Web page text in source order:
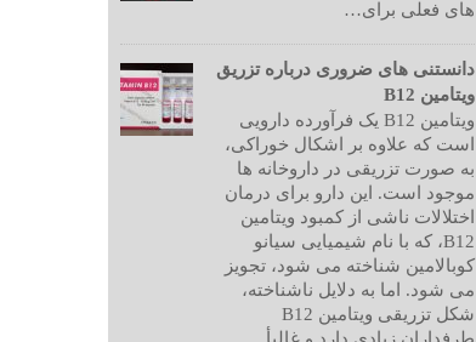
های فعلی برای…
دانستنی های ضروری درباره تزریق
ویتامین B12
ویتامین B12 یک فرآورده دارویی
است که علاوه بر اشکال خوراکی،
به صورت تزریقی در داروخانه ها
موجود است. این دارو برای درمان
اختلالات ناشی از کمبود ویتامین
B12، که با نام شیمیایی سیانو
کوبالامین شناخته می شود، تجویز
می شود. اما به دلایل ناشناخته،
شکل تزریقی ویتامین B12